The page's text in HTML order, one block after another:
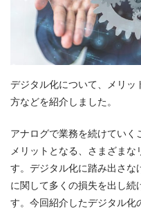
デジタル化について、メリッ
方などを紹介しました。
アナログで業務を続けてい
メリットとなる、さまざま
す。デジタル化に踏み出さな
に関して多くの損失を出し
す。今回紹介したデジタル化